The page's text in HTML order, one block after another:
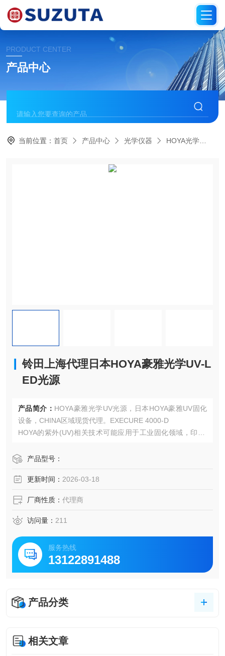
PRODUCT CENTER
产品中心
当前位置：首页 产品中心 光学仪器 HOYA光学
铃田上海代理日本HOYA豪雅光学UV-L
ED光源
产品简介： HOYA豪雅光学UV光源，日本HOYA豪雅UV固化
设备，CHINA区域现货代理。EXECURE 4000-D
HOYA的紫外(UV)相关技术可能应用于工业固化领域，印刷/
装胶、光刻胶的固化处理，医疗器械:UV消毒或材料固化。铃
产品型号：
更新时间： 2026-03-18
厂商性质： 代理商
访问量： 211
服务热线
13122891488
产品分类
相关文章